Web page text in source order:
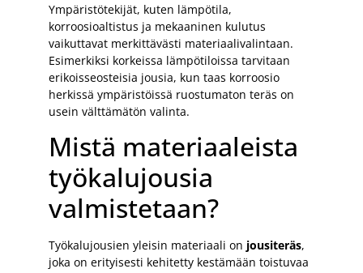
Ympäristötekijät, kuten lämpötila,
korroosioaltistus ja mekaaninen kulutus
vaikuttavat merkittävästi materiaalivalintaan.
Esimerkiksi korkeissa lämpötiloissa tarvitaan
erikoisseosteisia jousia, kun taas korroosio
herkissä ympäristöissä ruostumaton teräs on
usein välttämätön valinta.
Mistä materiaaleista
työkalujousia
valmistetaan?
Työkalujousien yleisin materiaali on jousiteräs,
joka on erityisesti kehitetty kestämään toistuvaa